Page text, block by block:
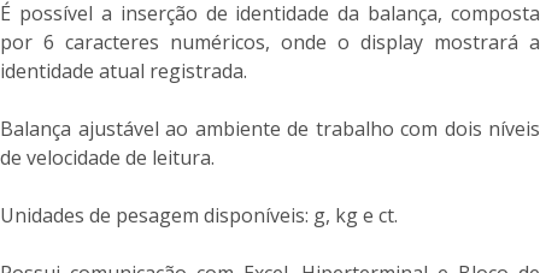
É possível a inserção de identidade da balança, composta
por 6 caracteres numéricos, onde o display mostrará a
identidade atual registrada.
Balança ajustável ao ambiente de trabalho com dois níveis
de velocidade de leitura.
Unidades de pesagem disponíveis: g, kg e ct.